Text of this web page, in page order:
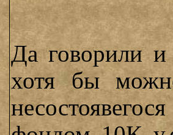
Да говорили
хотя бы